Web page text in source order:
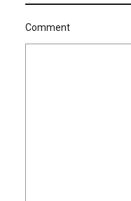
Comment